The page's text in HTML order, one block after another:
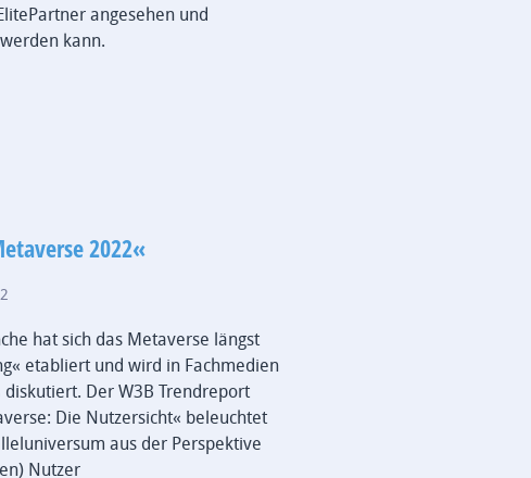
angesehen und
kann.
2022«
hat sich das Metaverse längst
etabliert und wird in Fachmedien
Der W3B Trendreport
Die Nutzersicht« beleuchtet
aus der Perspektive
Nutzer